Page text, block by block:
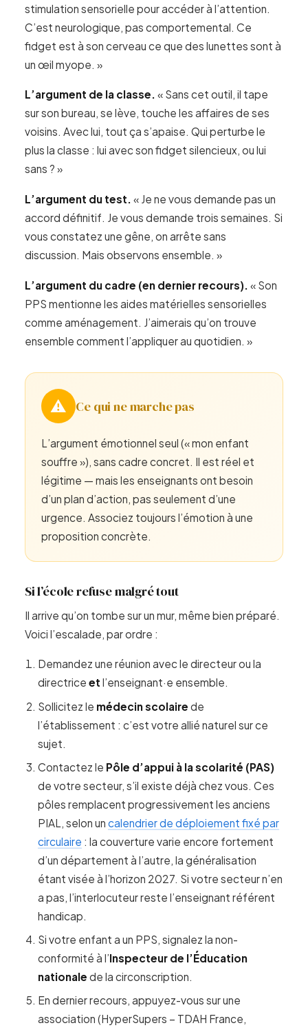
stimulation sensorielle pour accéder à l’attention.
C’est neurologique, pas comportemental. Ce
fidget est à son cerveau ce que des lunettes sont à
un œil myope. »
L’argument de la classe. « Sans cet outil, il tape
sur son bureau, se lève, touche les affaires de ses
voisins. Avec lui, tout ça s’apaise. Qui perturbe le
plus la classe : lui avec son fidget silencieux, ou lui
sans ? »
L’argument du test. « Je ne vous demande pas un
accord définitif. Je vous demande trois semaines. Si
vous constatez une gêne, on arrête sans
discussion. Mais observons ensemble. »
L’argument du cadre (en dernier recours). « Son
PPS mentionne les aides matérielles sensorielles
comme aménagement. J’aimerais qu’on trouve
ensemble comment l’appliquer au quotidien. »
⚠️ Ce qui ne marche pas
L’argument émotionnel seul (« mon enfant
souffre »), sans cadre concret. Il est réel et
légitime — mais les enseignants ont besoin
d’un plan d’action, pas seulement d’une
urgence. Associez toujours l’émotion à une
proposition concrète.
Si l’école refuse malgré tout
Il arrive qu’on tombe sur un mur, même bien préparé.
Voici l’escalade, par ordre :
Demandez une réunion avec le directeur ou la
directriceet l’enseignant·e ensemble.
Sollicitez le médecin scolaire de
l’établissement : c’est votre allié naturel sur ce
sujet.
Contactez le Pôle d’appui à la scolarité (PAS)
de votre secteur, s’il existe déjà chez vous. Ces
pôles remplacent progressivement les anciens
PIAL, selon uncalendrier de déploiement fixé par
circulaire : la couverture varie encore fortement
d’un département à l’autre, la généralisation
étant visée à l’horizon 2027. Si votre secteur n’en
a pas, l’interlocuteur reste l’enseignant référent
handicap.
Si votre enfant a un PPS, signalez la non-
conformité à l’Inspecteur de l’Éducation
nationale de la circonscription.
En dernier recours, appuyez-vous sur une
association (HyperSupers – TDAH France,